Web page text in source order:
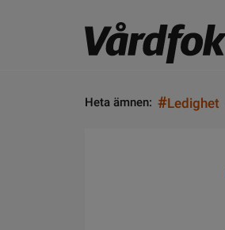
Heta ämnen: #Ledighet